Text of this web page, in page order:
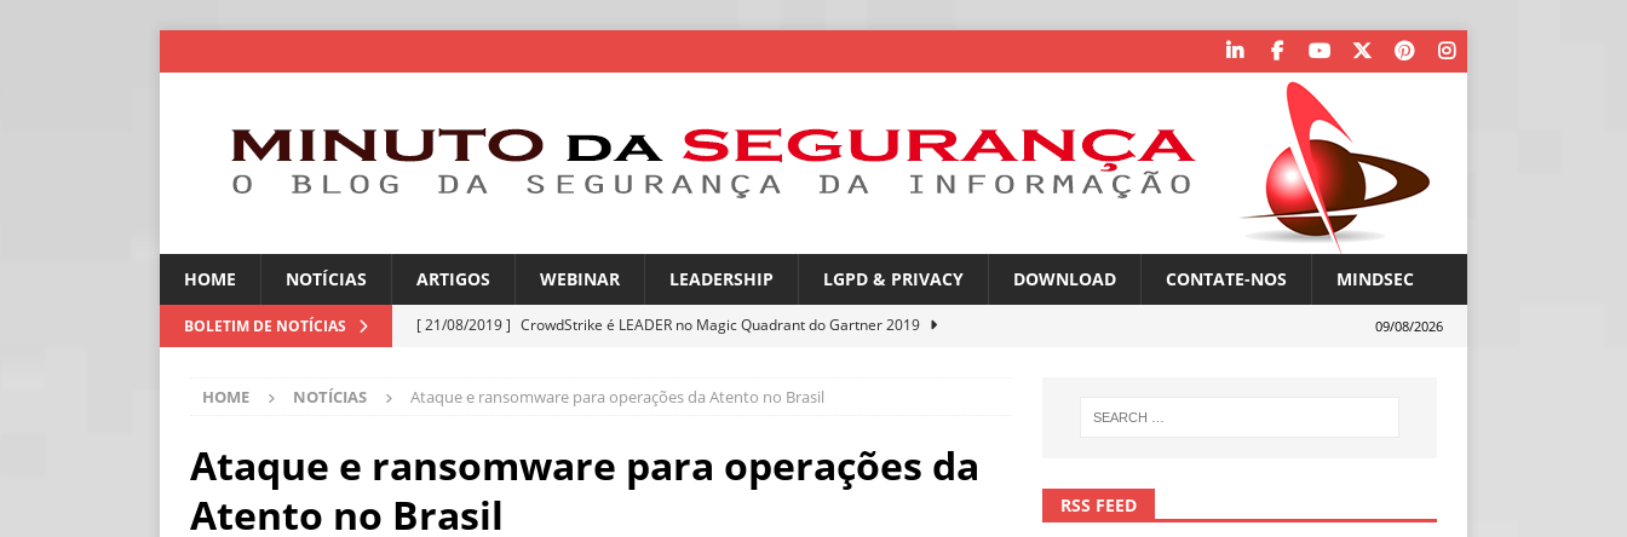
HOME NOTÍCIAS ARTIGOS WEBINAR LEADERSHIP LGPD & PRIVACY DOWNLOAD CONTATE-NOS MINDSEC
BOLETIM DE NOTÍCIAS [ 21/08/2019 ] CrowdStrike é LEADER no Magic Quadrant do Gartner 2019
[ 06/08/2026 ] América Latina é a segunda região mais exposta a ciberameaças
IA amplia desafio de segurança e governança nas redes corporativas
NOTÍCIAS
09/08/2026
HOME NOTÍCIAS Ataque e ransomware para operações da Atento no Brasil
Ataque e ransomware para operações da
Atento no Brasil
RSS FEED